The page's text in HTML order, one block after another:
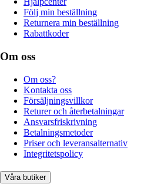
Följ min beställning
Returnera min beställning
Rabattkoder
Om oss
Om oss?
Kontakta oss
Försäljningsvillkor
Returer och återbetalningar
Ansvarsfriskrivning
Betalningsmetoder
Priser och leveransalternativ
Integritetspolicy
Våra butiker